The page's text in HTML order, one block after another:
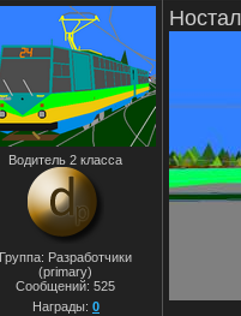
Водитель 2 класса
Группа: Разработчики
(primary)
Сообщений:525
Награды: 0